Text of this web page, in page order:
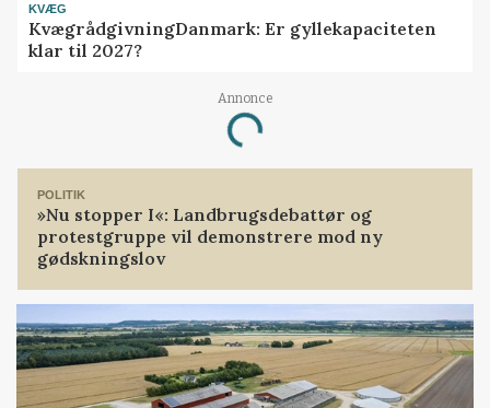
KVÆG
KvægrådgivningDanmark: Er gyllekapaciteten
klar til 2027?
Annonce
Loading...
POLITIK
»Nu stopper I«: Landbrugsdebattør og
protestgruppe vil demonstrere mod ny
gødskningslov